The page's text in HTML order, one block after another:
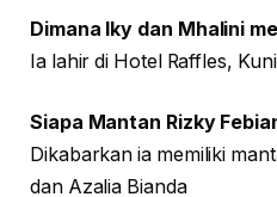
Dimana Iky dan Mhalini
Ia lahir di Hotel Raffles,
Siapa Mantan Rizky
Dikabarkan ia memiliki
dan Azalia Bianda